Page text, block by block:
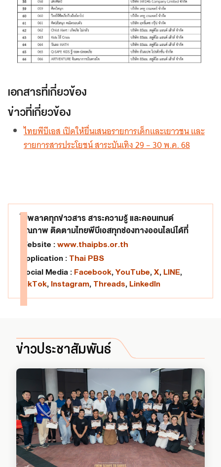
เอกสารที่เกี่ยวข้อง
ข่าวที่เกี่ยวข้อง
ไทยพีบีเอส เปิดให้ยื่นเสนอรายการเด็กและเยาวชน และ
รายการสารประโยชน์ สาระบันเทิง 29 – 30 พ.ค. 68
ไม่พลาดทุกข่าวสาร สาระความรู้ และคอนเทนต์
คุณภาพ ติดตามไทยพีบีเอสทุกช่องทางออนไลน์ได้ที่
Website : www.thaipbs.or.th
Application : Thai PBS
Social Media : Facebook, YouTube, X, LINE,
TikTok, Instagram, Threads, LinkedIn
ข่าวประชาสัมพันธ์